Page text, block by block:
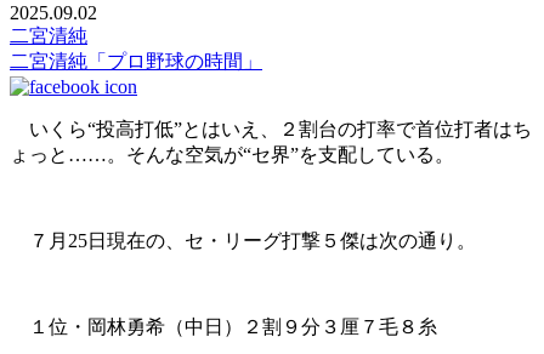
2025.09.02
二宮清純
二宮清純「プロ野球の時間」
いくら“投高打低”とはいえ、２割台の打率で首位打者はち
ょっと……。そんな空気が“セ界”を支配している。
７月25日現在の、セ・リーグ打撃５傑は次の通り。
１位・岡林勇希（中日）２割９分３厘７毛８糸